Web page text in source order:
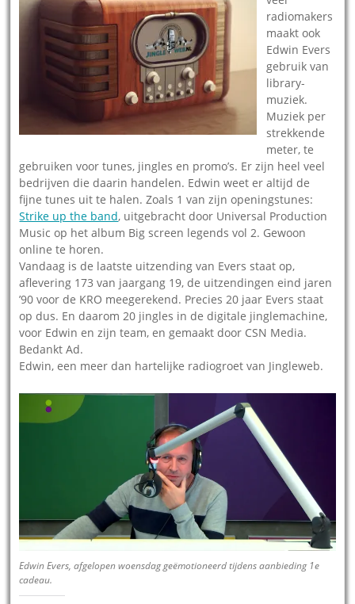
radiomakers
maakt ook
Edwin Evers
gebruik van
library-
muziek.
Muziek per
strekkende
meter, te
gebruiken voor tunes, jingles en promo’s. Er zijn heel veel
bedrijven die daarin handelen. Edwin weet er altijd de
fijne tunes uit te halen. Zoals 1 van zijn openingstunes:
Strike up the band, uitgebracht door Universal Production
Music op het album Big screen legends vol 2. Gewoon
online te horen.
Vandaag is de laatste uitzending van Evers staat op,
aflevering 173 van jaargang 19, de uitzendingen eind jaren
’90 voor de KRO meegerekend. Precies 20 jaar Evers staat
op dus. En daarom 20 jingles in de digitale jinglemachine,
voor Edwin en zijn team, en gemaakt door CSN Media.
Bedankt Ad.
Edwin, een meer dan hartelijke radiogroet van Jingleweb.
Edwin Evers, afgelopen woensdag geëmotioneerd tijdens aanbieding 1e
cadeau.